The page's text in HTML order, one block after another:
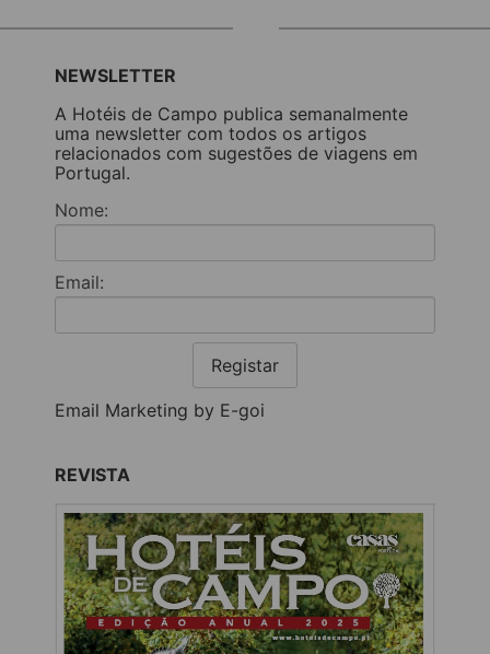
NEWSLETTER
A Hotéis de Campo publica semanalmente
uma newsletter com todos os artigos
relacionados com sugestões de viagens em
Portugal.
Nome:
Email:
Registar
Email Marketing by E-goi
REVISTA